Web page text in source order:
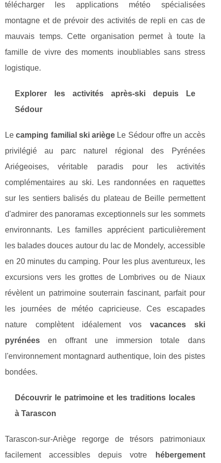
télécharger les applications météo spécialisées
montagne et de prévoir des activités de repli en cas de
mauvais temps. Cette organisation permet à toute la
famille de vivre des moments inoubliables sans stress
logistique.
Explorer les activités après-ski depuis Le
Sédour
Lecamping familial ski ariège Le Sédour offre un accès
privilégié au parc naturel régional des Pyrénées
Ariégeoises, véritable paradis pour les activités
complémentaires au ski. Les randonnées en raquettes
sur les sentiers balisés du plateau de Beille permettent
d'admirer des panoramas exceptionnels sur les sommets
environnants. Les familles apprécient particulièrement
les balades douces autour du lac de Mondely, accessible
en 20 minutes du camping. Pour les plus aventureux, les
excursions vers les grottes de Lombrives ou de Niaux
révèlent un patrimoine souterrain fascinant, parfait pour
les journées de météo capricieuse. Ces escapades
nature complètent idéalement vos vacances ski
pyrénées en offrant une immersion totale dans
l'environnement montagnard authentique, loin des pistes
bondées.
Découvrir le patrimoine et les traditions locales
à Tarascon
Tarascon-sur-Ariège regorge de trésors patrimoniaux
facilement accessibles depuis votre
hébergement